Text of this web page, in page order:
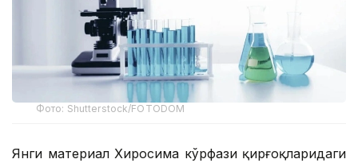
Фото: Shutterstock/FOTODOM
Янги материал Хиросима кўрфази қирғоқларидаги